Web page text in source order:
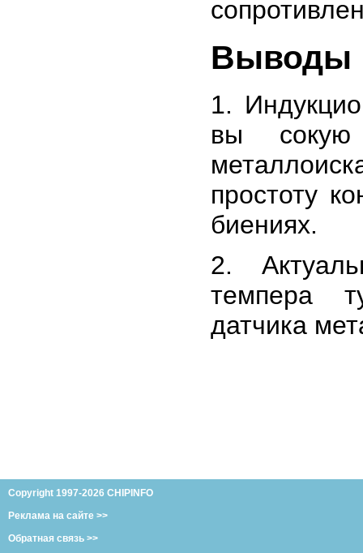
Выводы
1.
вы сокую
простоту
биениях.
2.
темпера
датчика
Copyright 1997-2026 CHIPINFO
Реклама на сайте >>
Обратная связь >>